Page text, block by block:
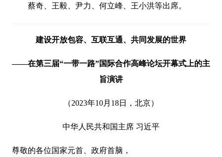
蔡奇、王毅、尹力、何立峰、王小洪等出席。
建设开放包容、互联互通、共同发展的世界
——在第三届“一带一路”国际合作高峰论坛开幕式上的主
旨演讲
（2023年10月18日，北京）
中华人民共和国主席 习近平
尊敬的各位国家元首、政府首脑，